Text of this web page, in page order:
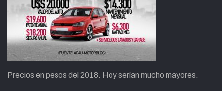
Precios en pesos del 2018. Hoy serían mucho mayores.